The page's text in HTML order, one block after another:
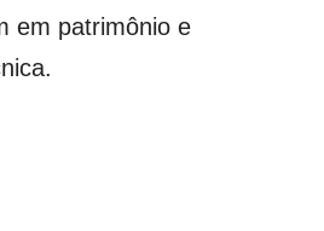
em patrimônio e